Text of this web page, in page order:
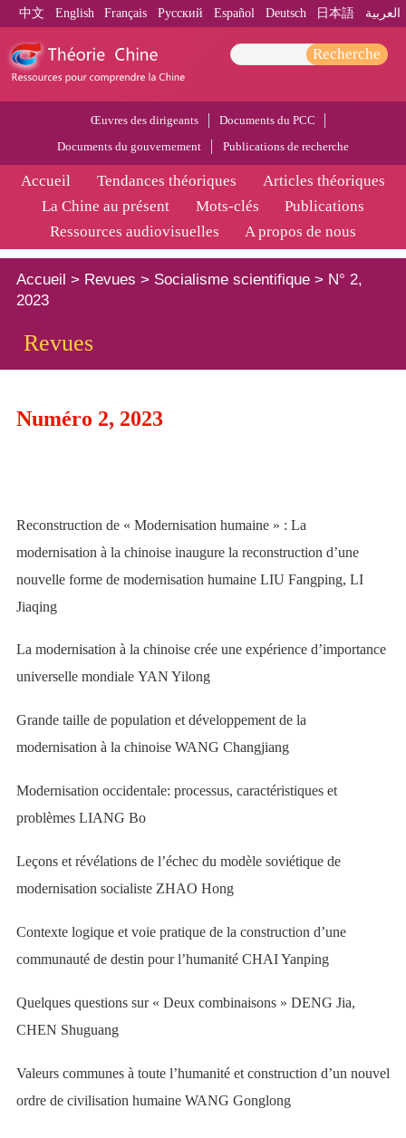
中文 English Français Pусский Español Deutsch 日本語 العربية
Recherche
Œuvres des dirigeants
Documents du PCC
Documents du gouvernement
Publications de recherche
Accueil Tendances théoriques
Articles théoriques
La Chine au présent
Mots-clés
Publications
Ressources audiovisuelles
A propos de nous
Accueil > Revues > Socialisme scientifique> N° 2,
2023
Revues
Numéro 2, 2023
Reconstruction de « Modernisation humaine » : La
modernisation à la chinoise inaugure la reconstruction d’une
nouvelle forme de modernisation humaine LIU Fangping, LI
Jiaqing
La modernisation à la chinoise crée une expérience d’importance
universelle mondialeYAN Yilong
Grande taille de population et développement de la
modernisation à la chinoise WANG Changjiang
Modernisation occidentale: processus, caractéristiques et
problèmesLIANG Bo
Leçons et révélations de l’échec du modèle soviétique de
modernisation socialiste ZHAO Hong
Contexte logique et voie pratique de la construction d’une
communauté de destin pour l’humanitéCHAI Yanping
Quelques questions sur « Deux combinaisons » DENG Jia,
CHEN Shuguang
Valeurs communes à toute l’humanité et construction d’un nouvel
ordre de civilisation humaineWANG Gonglong